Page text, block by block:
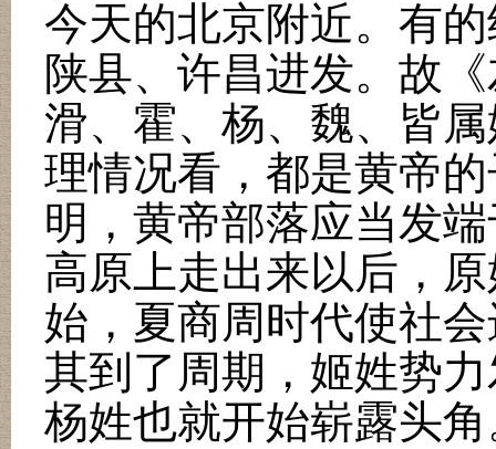
今天的北京附近。有
陕县、许昌进发。故
滑、霍、杨、魏、皆
理情况看，都是黄帝
明，黄帝部落应当发
高原上走出来以后，
始，夏商周时代使社
其到了周期，姬姓势
杨姓也就开始崭露头